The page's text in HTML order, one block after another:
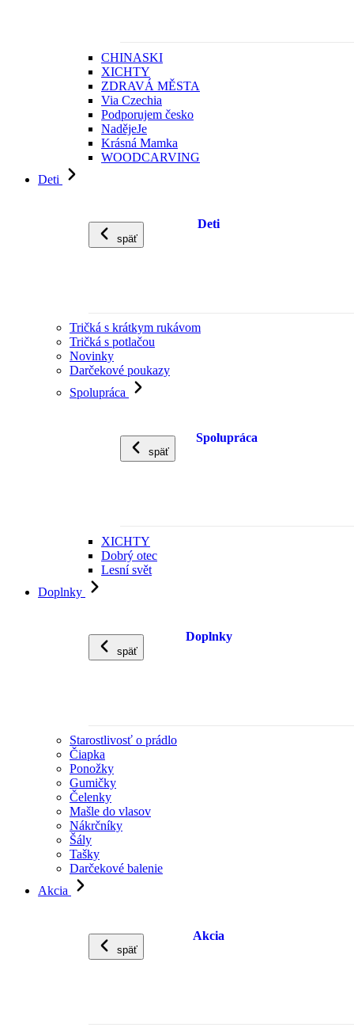
CHINASKI
XICHTY
ZDRAVÁ MĚSTA
Via Czechia
Podporujem česko
NadějeJe
Krásná Mamka
WOODCARVING
Deti
späť
Deti
Tričká s krátkym rukávom
Tričká s potlačou
Novinky
Darčekové poukazy
Spolupráca
späť
Spolupráca
XICHTY
Dobrý otec
Lesní svět
Doplnky
späť
Doplnky
Starostlivosť o prádlo
Čiapka
Ponožky
Gumičky
Čelenky
Mašle do vlasov
Nákrčníky
Šály
Tašky
Darčekové balenie
Akcia
späť
Akcia